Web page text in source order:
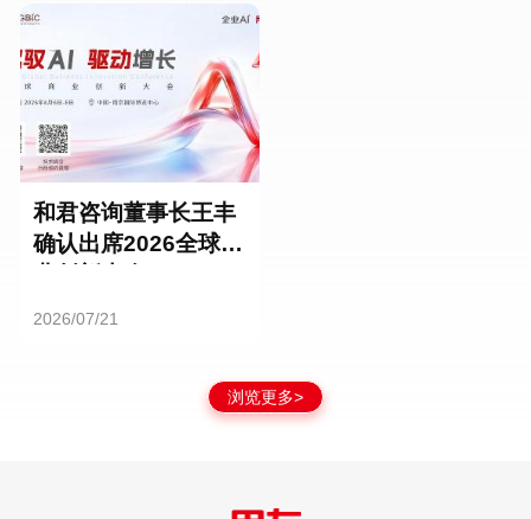
和君咨询董事长王丰
确认出席2026全球商
2026/07/21
浏览更多>